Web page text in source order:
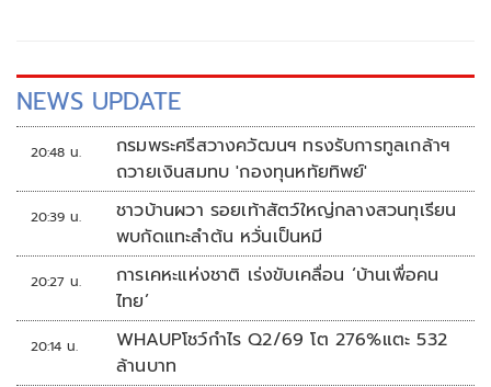
NEWS UPDATE
20:48 น.
กรมพระศรีสวางควัฒนฯ ทรงรับการทูลเกล้าฯ
ถวายเงินสมทบ 'กองทุนหทัยทิพย์'
20:39 น.
ชาวบ้านผวา รอยเท้าสัตว์ใหญ่กลางสวนทุเรียน
พบกัดแทะลำต้น หวั่นเป็นหมี
20:27 น.
การเคหะแห่งชาติ เร่งขับเคลื่อน ‘บ้านเพื่อคน
ไทย’
20:14 น.
WHAUPโชว์กำไร Q2/69 โต 276%แตะ 532
ล้านบาท